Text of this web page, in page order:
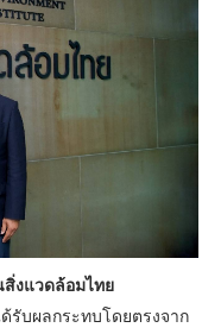
งแวดล้อมไทย
รับผลกระทบโดยตรงจาก